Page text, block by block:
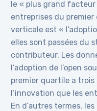
le « plus grand
entreprises du
verticale est «
elles sont passées du
contributeur. Les
l’adoption de l’open
premier quartile a trois
l’innovation que les
En d’autres termes,